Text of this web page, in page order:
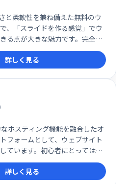
と柔軟性を兼ね備えた無料のウ
、「スライドを作る感覚」でウ
る点が大きな魅力です。完全レ
多用途なテンプレート、豊富な
初心者でもプロフェッショナル
簡単に作成できます。無料プラ
え、年額19ドルのプラスプラン
タマイズや分析機能が利用可能
詳しく見る
ホスティング機能を融合したオ
フォームとして、ウェブサイト
ています。初心者にとっては簡
り、プロフェッショナルにとっ
性が評価されています。これか
詳しく見る